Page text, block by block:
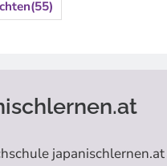
(55)
japanischlernen.at